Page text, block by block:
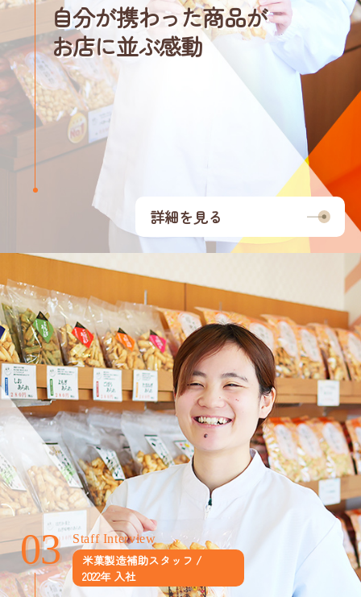
自分が携わった商品が
お店に並ぶ感動
詳細を見る
03
03 Staff Interview
米菓製造補助スタッフ /
2022年 入社